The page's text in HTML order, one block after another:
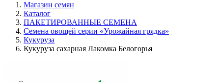
Магазин семян
Каталог
ПАКЕТИРОВАННЫЕ СЕМЕНА
Семена овощей серии «Урожайная грядка»
Кукуруза
Кукуруза сахарная Лакомка Белогорья